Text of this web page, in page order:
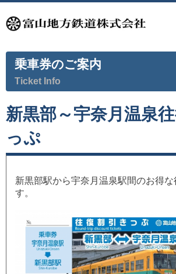
乗車券のご案内
Ticket Info
新黒部～宇奈月温泉
っぷ
新黒部駅から宇奈月温泉駅間のお得
す。